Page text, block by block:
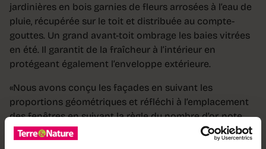
jardinières en bois garnies de fleurs arrosées à l’eau de
pluie, récupérée sur le toit et distribuée au compte-
gouttes. Un grand avant-toit ombrage les baies vitrées
en été. Il garantit de la fraîcheur à l’intérieur en
protégeant également l’enveloppe extérieure.
«Nous avons conçu les façades en suivant les
proportions géométriques et réfléchi à l’emplacement
des fenêtres en suivant la règle du nombre d’or, note
Maya Obrist. Les gouttières bardées de bois donnent
l’impression d’ancrer la maison dans le sol.» Sous le